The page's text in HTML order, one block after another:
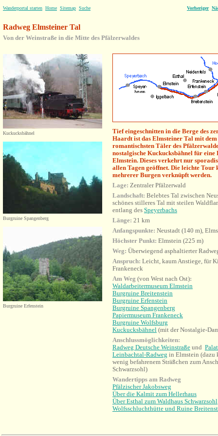
Wanderportal starten Home Sitemap Suche Vorheriger
Radweg Elmsteiner Tal
Von der Weinstraße in die Mitte des Pfälzerwaldes
Kuckucksbähnel
Burgruine Spangenberg
Burgruine Erfenstein
Tief eingeschnitten in die Berge des
Haardt ist das Elmsteiner Tal mit dem
romantischsten Täler des
nostalgische Kuckucksbähnel für eine
Elmstein. Dieses verkehrt nur
allen Tagen geöffnet. Die leichte Tour
mehrerer Burgen verknüpft werden.
Lage: Zentraler Pfälzerwald
Landschaft: Belebtes Tal zwischen
schönes stilleres Tal mit steilen
entlang des Speyerbachs
Länge: 21 km
Anfangspunkte: Neustadt (140 m),
Höchster Punkt: Elmstein (225 m)
Weg: Überwiegend asphaltierter
Anspruch: Leicht, kaum Anstiege, für
Frankeneck
Am Weg (von West nach Ost):
Waldarbeitermuseum Elmstein
Burgruine Breitenstein
Burgruine Erfenstein
Burgruine Spangenberg
Papiermuseum Frankeneck
Burgruine Wolfsburg
Kuckucksbähnel (mit der Nostalgie-
Anschlussmöglichkeiten:
Radweg Deutsche Weinstraße und
Leinbachtal-Radweg in Elmstein (dazu
wenig befahrenem Sträßchen zum
Schwarzsohl)
Wandertipps am Radweg
Pfälzischer Jakobsweg
Über die Kalmit zum Hellerhaus
Über Esthal zum Waldhaus Schwarzsohl
Wolfsschluchthütte und Ruine